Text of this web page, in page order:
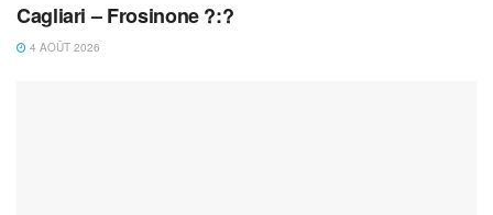
Cagliari – Frosinone ?:?
4 AOÛT 2026